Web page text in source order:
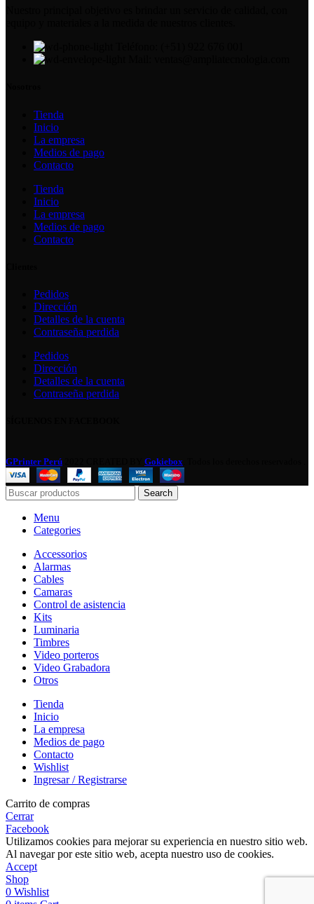
Tienda
Inicio
La empresa
Medios de pago
Contacto
Tienda
Inicio
La empresa
Medios de pago
Contacto
Pedidos
Dirección
Detalles de la cuenta
Contraseña perdida
Pedidos
Dirección
Detalles de la cuenta
Contraseña perdida
GPrinter Perú Gokiebox
Search
Menu
Categories
Accessorios
Alarmas
Cables
Camaras
Control de asistencia
Kits
Luminaria
Timbres
Video porteros
Video Grabadora
Otros
Tienda
Inicio
La empresa
Medios de pago
Contacto
Wishlist
Ingresar / Registrarse
Carrito de compras
Cerrar
Facebook
Utilizamos cookies para mejorar su experiencia en nuestro sitio web.
Al navegar por este sitio web, acepta nuestro uso de cookies.
Accept
Shop
0 Wishlist